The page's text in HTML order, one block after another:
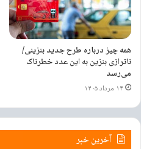
همه چیز درباره طرح جدید بنزینی/
ناترازی بنزین به این عدد خطرناک
می‌رسد
۱۴ مرداد ۱۴۰۵
آخرین خبر